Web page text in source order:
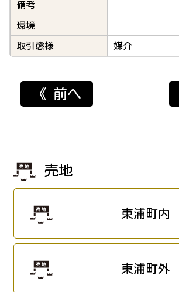
備考
環境
取引態様 媒介
《 前へ
売地
東浦町内
東浦町外